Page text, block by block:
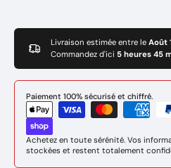
Livraison estimée entre le Août
Commandez d'ici 5 heures 45
Paiement 100% sécurisé et chiffré.
Achetez en toute sérénité. Vos
stockées et restent totalement